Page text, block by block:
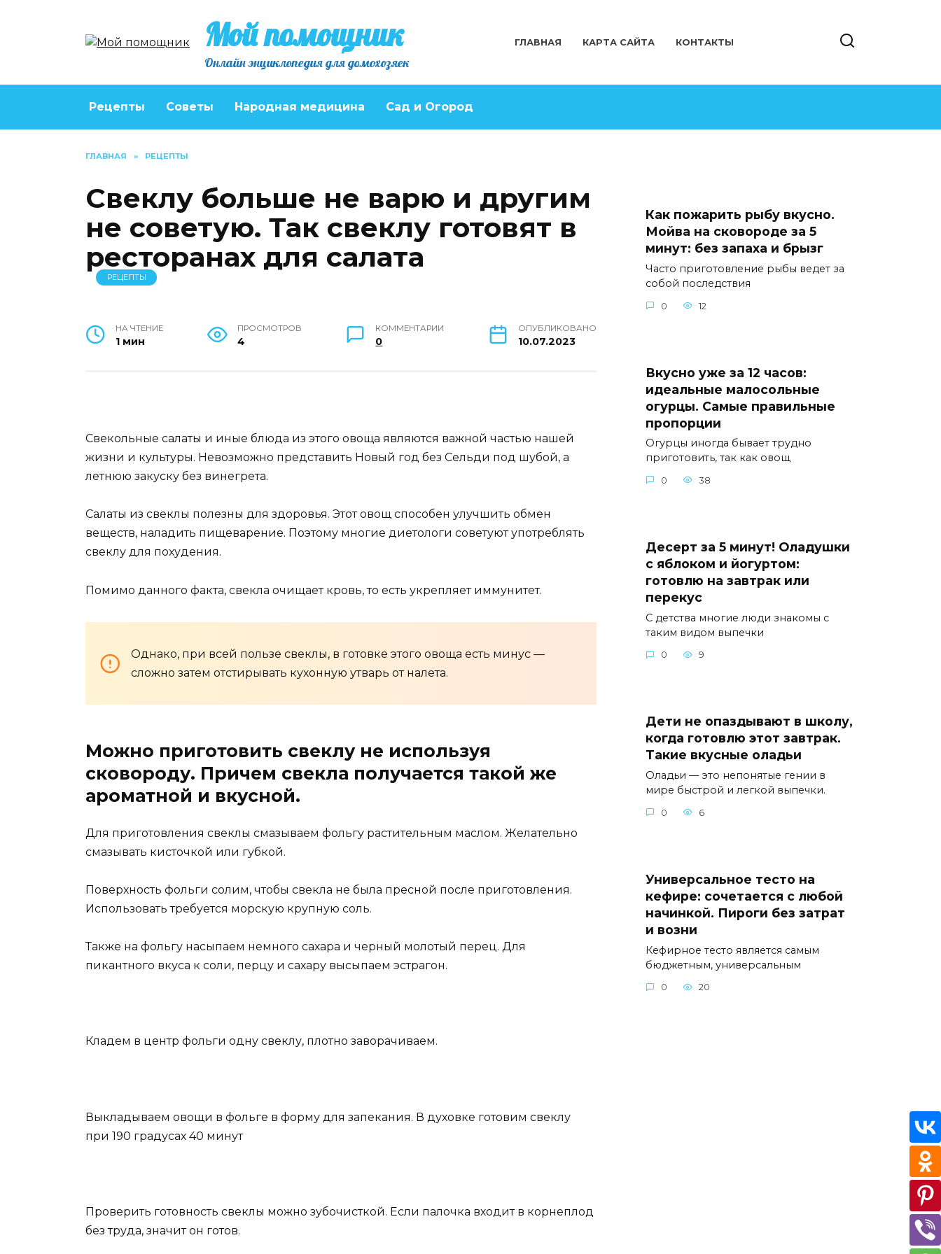
Мой помощник
Онлайн энциклопедия для домохозяек
ГЛАВНАЯ КАРТА САЙТА КОНТАКТЫ
Рецепты Советы Народная медицина Сад и Огород
ГЛАВНАЯ » РЕЦЕПТЫ
Свеклу больше не варю и другим
не советую. Так свеклу готовят в
ресторанах для салата
РЕЦЕПТЫ
НА ЧТЕНИЕ
1 мин
ПРОСМОТРОВ
4
КОММЕНТАРИИ
0
ОПУБЛИКОВАНО
10.07.2023
Свекольные салаты и иные блюда из этого овоща являются важной частью нашей
жизни и культуры. Невозможно представить Новый год без Сельди под шубой, а
летнюю закуску без винегрета.
Салаты из свеклы полезны для здоровья. Этот овощ способен улучшить обмен
веществ, наладить пищеварение. Поэтому многие диетологи советуют употреблять
свеклу для похудения.
Помимо данного факта, свекла очищает кровь, то есть укрепляет иммунитет.
Однако, при всей пользе свеклы, в готовке этого овоща есть минус —
сложно затем отстирывать кухонную утварь от налета.
Можно приготовить свеклу не используя
сковороду. Причем свекла получается такой же
ароматной и вкусной.
Для приготовления свеклы смазываем фольгу растительным маслом. Желательно
смазывать кисточкой или губкой.
Поверхность фольги солим, чтобы свекла не была пресной после приготовления.
Использовать требуется морскую крупную соль.
Также на фольгу насыпаем немного сахара и черный молотый перец. Для
пикантного вкуса к соли, перцу и сахару высыпаем эстрагон.
Кладем в центр фольги одну свеклу, плотно заворачиваем.
Выкладываем овощи в фольге в форму для запекания. В духовке готовим свеклу
при 190 градусах 40 минут
Проверить готовность свеклы можно зубочисткой. Если палочка входит в корнеплод
без труда, значит он готов.
Как пожарить рыбу вкусно.
Мойва на сковороде за 5
минут: без запаха и брызг
Часто приготовление рыбы ведет за
собой последствия
0 12
Вкусно уже за 12 часов:
идеальные малосольные
огурцы. Самые правильные
пропорции
Огурцы иногда бывает трудно
приготовить, так как овощ
0 38
Десерт за 5 минут! Оладушки
с яблоком и йогуртом:
готовлю на завтрак или
перекус
С детства многие люди знакомы с
таким видом выпечки
0 9
Дети не опаздывают в школу,
когда готовлю этот завтрак.
Такие вкусные оладьи
Оладьи — это непонятые гении в
мире быстрой и легкой выпечки.
0 6
Универсальное тесто на
кефире: сочетается с любой
начинкой. Пироги без затрат
и возни
Кефирное тесто является самым
бюджетным, универсальным
0 20